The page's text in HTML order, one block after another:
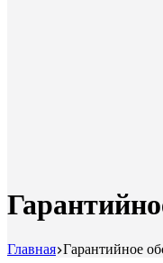
Главная Гарантийное